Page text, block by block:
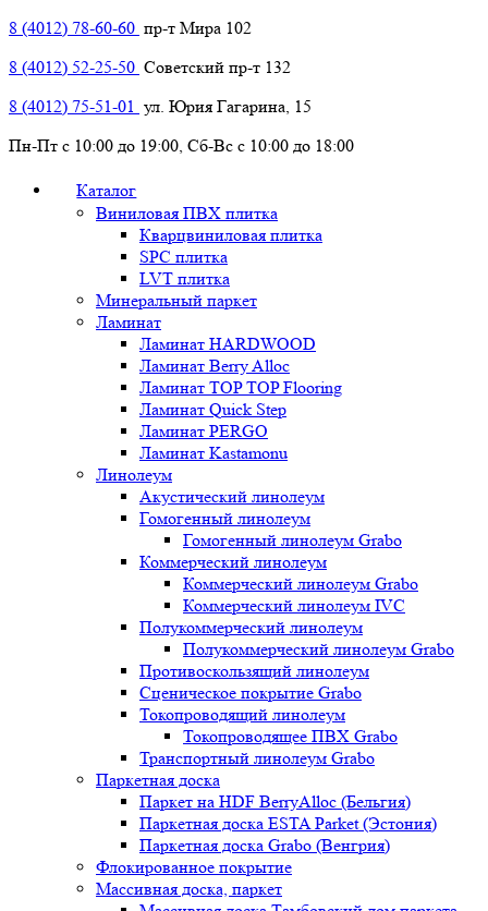
8 (4012) 78-60-60 пр-т Мира 102
8 (4012) 52-25-50 Советский пр-т 132
8 (4012) 75-51-01 ул. Юрия Гагарина, 15
Пн-Пт с 10:00 до 19:00, Сб-Вс с 10:00 до 18:00
Каталог
Виниловая ПВХ плитка
Кварцвиниловая плитка
SPC плитка
LVT плитка
Минеральный паркет
Ламинат
Ламинат HARDWOOD
Ламинат Berry Alloc
Ламинат TOP TOP Flooring
Ламинат Quick Step
Ламинат PERGO
Ламинат Kastamonu
Линолеум
Акустический линолеум
Гомогенный линолеум
Гомогенный линолеум Grabo
Коммерческий линолеум
Коммерческий линолеум Grabo
Коммерческий линолеум IVC
Полукоммерческий линолеум
Полукоммерческий линолеум Grabo
Противоскользящий линолеум
Сценическое покрытие Grabo
Токопроводящий линолеум
Токопроводящее ПВХ Grabo
Транспортный линолеум Grabo
Паркетная доска
Паркет на HDF BerryAlloc (Бельгия)
Паркетная доска ESTA Parket (Эстония)
Паркетная доска Grabo (Венгрия)
Флокированное покрытие
Массивная доска, паркет